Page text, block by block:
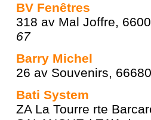
BV Fenêtres
318 av Mal Joffre,
67
Barry Michel
26 av Souvenirs,
Bati System
ZA La Tourre rte